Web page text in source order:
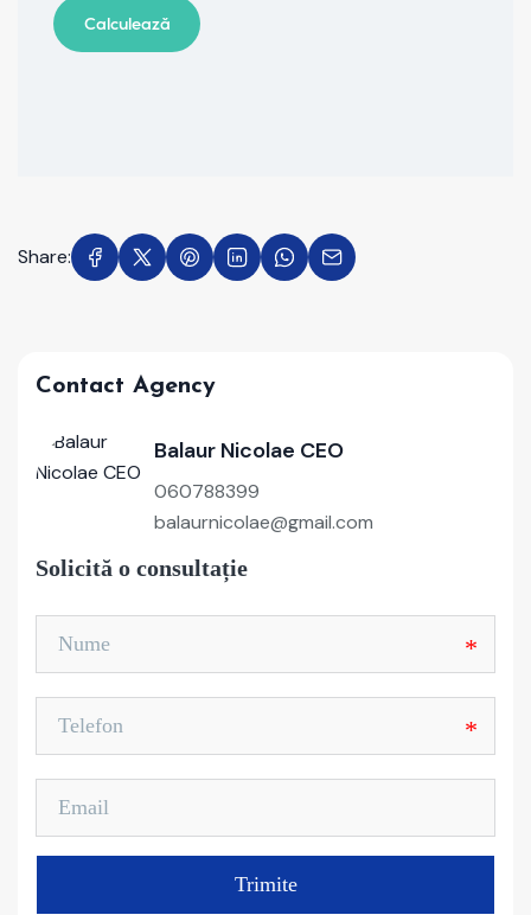
Share:
Contact Agency
Balaur Nicolae CEO
060788399
balaurnicolae@gmail.com